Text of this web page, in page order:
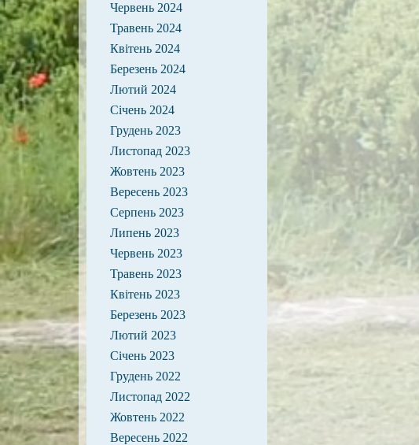
Червень 2024
Травень 2024
Квітень 2024
Березень 2024
Лютий 2024
Січень 2024
Грудень 2023
Листопад 2023
Жовтень 2023
Вересень 2023
Серпень 2023
Липень 2023
Червень 2023
Травень 2023
Квітень 2023
Березень 2023
Лютий 2023
Січень 2023
Грудень 2022
Листопад 2022
Жовтень 2022
Вересень 2022